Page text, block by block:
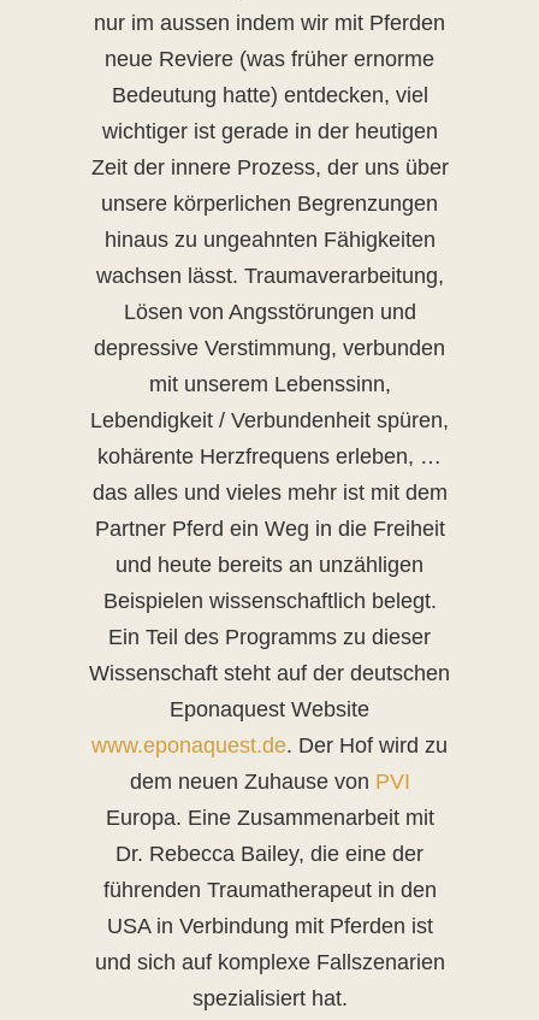
nur im aussen indem wir mit Pferden
neue Reviere (was früher ernorme
Bedeutung hatte) entdecken, viel
wichtiger ist gerade in der heutigen
Zeit der innere Prozess, der uns über
unsere körperlichen Begrenzungen
hinaus zu ungeahnten Fähigkeiten
wachsen lässt. Traumaverarbeitung,
Lösen von Angsstörungen und
depressive Verstimmung, verbunden
mit unserem Lebenssinn,
Lebendigkeit / Verbundenheit spüren,
kohärente Herzfrequens erleben, …
das alles und vieles mehr ist mit dem
Partner Pferd ein Weg in die Freiheit
und heute bereits an unzähligen
Beispielen wissenschaftlich belegt.
Ein Teil des Programms zu dieser
Wissenschaft steht auf der deutschen
Eponaquest Website
www.eponaquest.de. Der Hof wird zu
dem neuen Zuhause von PVI
Europa. Eine Zusammenarbeit mit
Dr. Rebecca Bailey, die eine der
führenden Traumatherapeut in den
USA in Verbindung mit Pferden ist
und sich auf komplexe Fallszenarien
spezialisiert hat.